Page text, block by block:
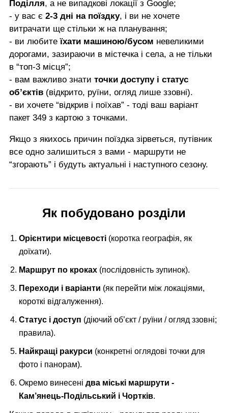
Поділля, а не випадкові локації з Google;
- у вас є 2-3 дні на поїздку, і ви не хочете
витрачати ще стільки ж на планування;
- ви любитеїхати машиною/бусом невеликими
дорогами, зазираючи в містечка і села, а не тільки
в “топ-3 місця”;
- вам важливо знати точки доступу і статус
об’єктів (відкрито, руїни, огляд лише ззовні).
- ви хочете “відкрив і поїхав” - тоді ваш варіант
пакет 349 з картою з точками.
Якщо з якихось причин поїздка зірветься, путівник
все одно залишиться з вами - маршрути не
“згорають” і будуть актуальні і наступного сезону.
Як побудовано розділи
Орієнтири місцевості (коротка географія, як
доїхати).
Маршрут по кроках (послідовність зупинок).
Переходи і варіанти (як перейти між локаціями,
короткі відгалуження).
Статус і доступ (діючий об’єкт / руїни / огляд ззовні;
правила).
Найкращі ракурси (конкретні оглядові точки для
фото і панорам).
Окремо винесенідва міські маршрути -
Кам’янець-Подільський і Чортків.